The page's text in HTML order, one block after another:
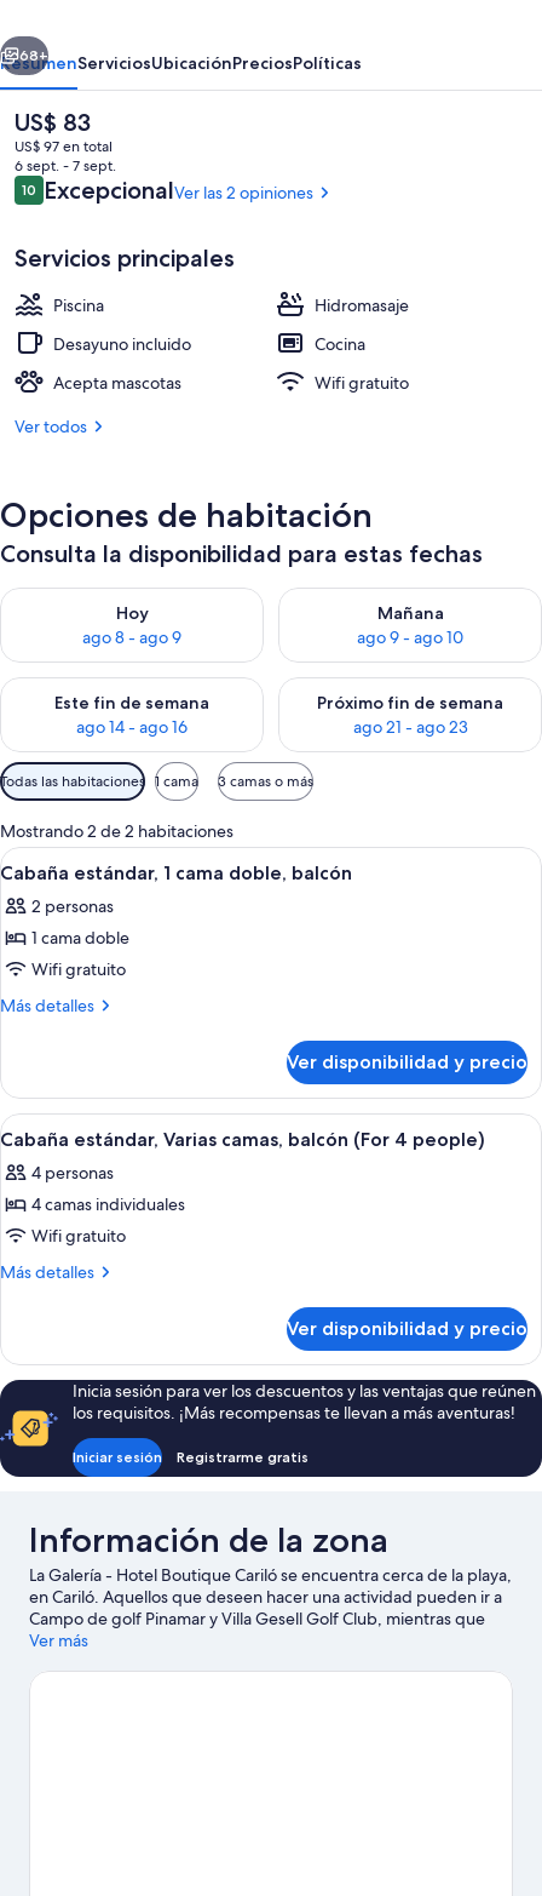
Boutique
Cariló
Una piscina al aire libre
Siguiente
68+
ResumenServiciosUbicaciónPreciosPolíticas
El
precio
actual
es
de
US$ 83
US$ 97 en total
6 sept. - 7 sept.
Opiniones
1010 de 10
ExcepcionalVer las 2 opiniones
Servicios principales
Piscina
Hidromasaje
Desayuno incluido
Cocina
Acepta mascotas
Wifi gratuito
Ver todos
Opciones de habitación
Consulta la disponibilidad para estas fechas
Hoy
ago 8 - ago 9
Consulta la disponibilidad para hoy ago 8 - ago 9
Mañana
ago 9 - ago 10
Consulta la disponibilidad
Este fin de semana
ago 14 - ago 16
Consulta la disponibilidad para este fin de semana ago 14 -
Próximo fin de semana
ago 21 - ago 23
Consulta la disponibilidad
Filtros
disponibles
para
las
habitaciones
Todas las habitaciones 1 cama 3 camas o más
Mostrando 2 de 2 habitaciones
Ver
todas
las
fotos
de
Cabaña
cama
doble,
balcón
4
Cabaña estándar, 1 cama doble, balcón
2 personas
1 cama doble
Wifi gratuito
Más detalles
Más
estándar,
cama
balcón
Ver disponibilidad y precio
Ver
todas
las
fotos
de
Cabaña
camas,
balcón
(For
4
people)
4
Cabaña estándar, Varias camas, balcón (For 4 people)
4 personas
4 camas individuales
Wifi gratuito
Más detalles
Más
estándar,
Varias
camas,
balcón
(For
4
Ver disponibilidad y precio
Inicia sesión para ver los descuentos y las ventajas que reúnen
los requisitos. ¡Más recompensas te llevan a más aventuras!
Iniciar sesión Registrarme gratis
Información de la zona
La Galería - Hotel Boutique Cariló se encuentra cerca de la playa,
en Cariló. Aquellos que deseen hacer una actividad pueden ir a
Campo de golf Pinamar y Villa Gesell Golf Club, mientras que
quienes quieran apreciar la belleza natural del área pueden
guía de viaje de Cariló
Ver más